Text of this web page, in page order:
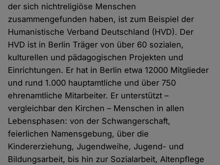
der sich nichtreligiöse Menschen
zusammengefunden haben, ist zum Beispiel der
Humanistische Verband Deutschland (HVD). Der
HVD ist in Berlin Träger von über 60 sozialen,
kulturellen und pädagogischen Projekten und
Einrichtungen. Er hat in Berlin etwa 12000 Mitglieder
und rund 1.000 hauptamtliche und über 750
ehrenamtliche Mitarbeiter. Er unterstützt –
vergleichbar den Kirchen – Menschen in allen
Lebensphasen: von der Schwangerschaft,
feierlichen Namensgebung, über die
Kindererziehung, Jugendweihe, Jugend- und
Bildungsarbeit, bis hin zur Sozialarbeit, Altenpflege